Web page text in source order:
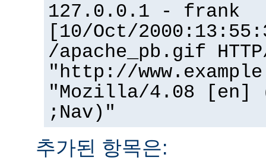
127.0.0.1 - frank
[10/Oct/
/apache_pb.gif
"http://
"Mozilla/4.08 [en]
;Nav)"
추가된 항목은: